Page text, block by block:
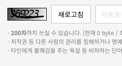
-200자까지 쓰실 수 있습니다. (현재 0 byte /
- 저작권 등 다른 사람의 권리를 침해하거나 명
- 타인에게 불쾌감을 주는 욕설 등 비하하는 단